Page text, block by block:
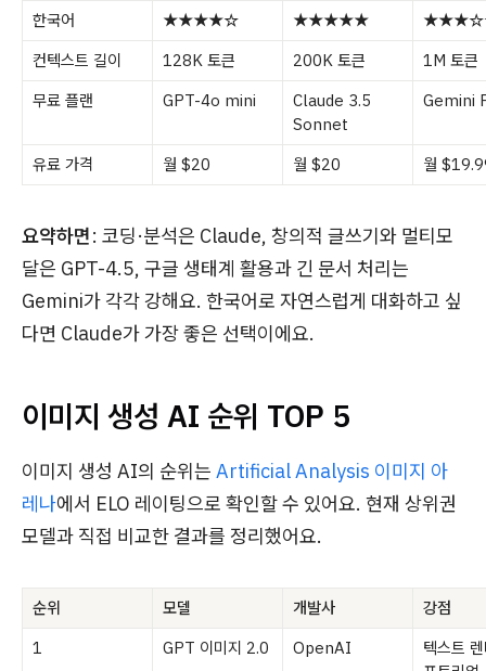
한국어
★★★★☆ ★★★★★
컨텍스트 길이
128K 토큰 200K 토큰
1M 토큰
무료 플랜
GPT-4o mini
Claude 3.5
Sonnet
Gemini
유료 가격 월 $20 월 $20 월
요약하면: 코딩·분석은 Claude, 창의적 글쓰기와 멀티모
달은 GPT-4.5, 구글 생태계 활용과 긴 문서 처리는
Gemini가 각각 강해요. 한국어로 자연스럽게 대화하고 싶
다면 Claude가 가장 좋은 선택이에요.
이미지 생성 AI 순위 TOP 5
이미지 생성 AI의 순위는 Artificial Analysis 이미지 아
레나에서 ELO 레이팅으로 확인할 수 있어요. 현재 상위권
모델과 직접 비교한 결과를 정리했어요.
순위 모델 개발사
강점
1
GPT 이미지 2.0 OpenAI
텍스트